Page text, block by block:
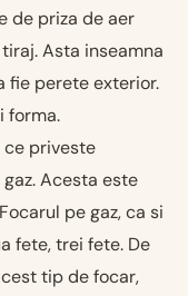
de priza de aer
Asta inseamna
fie perete exterior.
forma.
ce priveste
Acesta este
pe gaz, ca si
fete, trei fete. De
tip de focar,